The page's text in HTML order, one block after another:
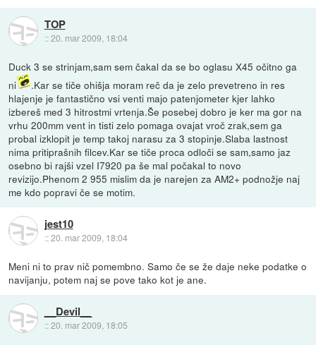
TOP
::20. mar 2009, 18:04
Duck 3 se strinjam,sam sem čakal da se bo oglasu X45 očitno ga
ni
.Kar se tiče ohišja moram reč da je zelo prevetreno in res
hlajenje je fantastično vsi venti majo patenjometer kjer lahko
izbereš med 3 hitrostmi vrtenja.Še posebej dobro je ker ma gor na
vrhu 200mm vent in tisti zelo pomaga ovajat vroč zrak,sem ga
probal izklopit je temp takoj narasu za 3 stopinje.Slaba lastnost
nima pritiprašnih filcev.Kar se tiče proca odloči se sam,samo jaz
osebno bi rajši vzel I7920 pa še mal počakal to novo
revizijo.Phenom 2 955 mislim da je narejen za AM2+ podnožje naj
me kdo popravi če se motim.
jest10
::20. mar 2009, 18:04
Meni ni to prav nič pomembno. Samo če se že daje neke podatke o
navijanju, potem naj se pove tako kot je ane.
__Devil__
::20. mar 2009, 18:05